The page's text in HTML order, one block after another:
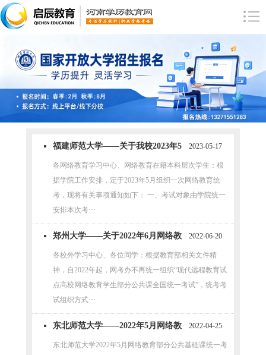
2023-05-17
福建师范大学——关于我校2023年5
月网络教育统考工作的通知
各网络教育学习中心、网络教育在籍本科层次学生：根
据学院工作安排，定于2023年5月组织一次网络教育统
考，现将有关事项通知如下： 一、考试对象由学院统一
安排本次考···
2022-06-20
郑州大学——关于2022年6月网络教
育统考工作的通知
各校外学习中心、各位同学：根据教育部相关文件精
神，自2022年起，网考办不再统一组织“现代远程教育试
点高校网络教育学生部分公共课全国统一考试”，统考考
试组织方式···
2022-04-25
东北师范大学——2022年5月网络教
育部分公共基础课统一考试的通知
东北师范大学2022年5月网络教育部分公共基础课统一考